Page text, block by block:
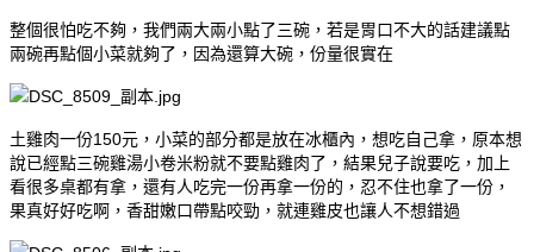
整個很怕吃不夠，我們兩大兩小點了三碗，若是胃口不大的話建議點
兩碗再點個小菜就夠了，因為還算大碗，份量很實在
土雞肉一份150元，小菜的部分都是放在冰櫃內，想吃自己拿，原本想
說已經點三碗雞湯小卷米粉就不要點雞肉了，結果兒子說要吃，加上
看很多桌都有拿，還有人吃完一份再拿一份的，忍不住也拿了一份，
果真好好吃啊，香甜嫩口帶點咬勁，就連雞皮也讓人不想錯過